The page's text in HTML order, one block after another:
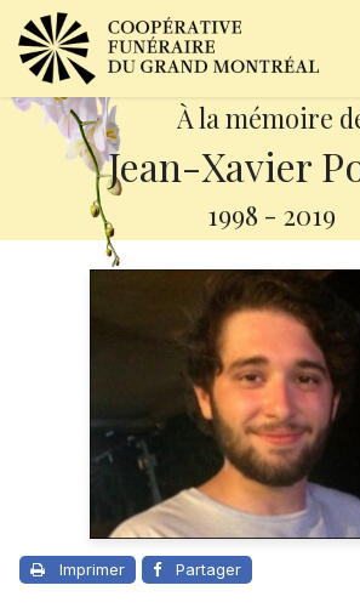
À la mémoire
Jean-Xavier
1998 - 2019
Imprimer Partager